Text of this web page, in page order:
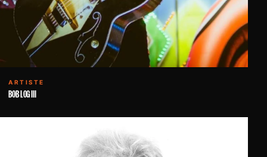
ARTISTE
BOB LOG III